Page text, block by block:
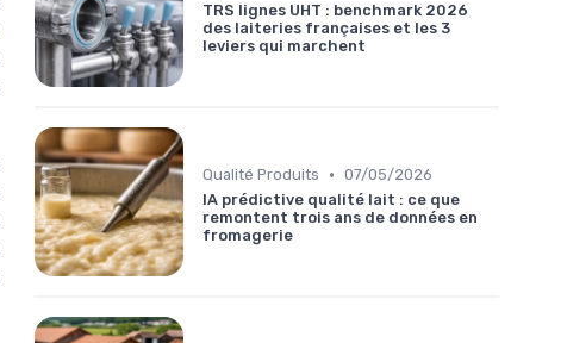
TRS lignes UHT : benchmark 2026
des laiteries françaises et les 3
leviers qui marchent
Qualité Produits • 07/05/2026
IA prédictive qualité lait : ce que
remontent trois ans de données en
fromagerie